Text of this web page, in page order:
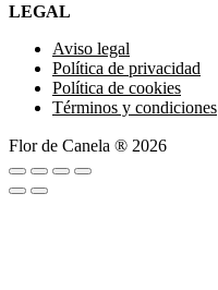
LEGAL
Aviso legal
Política de privacidad
Política de cookies
Términos y condiciones
Flor de Canela ® 2026